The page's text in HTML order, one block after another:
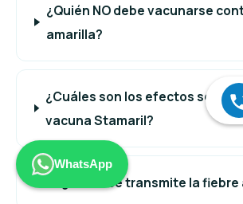
¿Quién NO debe vacunarse
amarilla?
¿Cuáles son los efectos
vacuna Stamaril?
¿Cómo se transmite la
WhatsApp